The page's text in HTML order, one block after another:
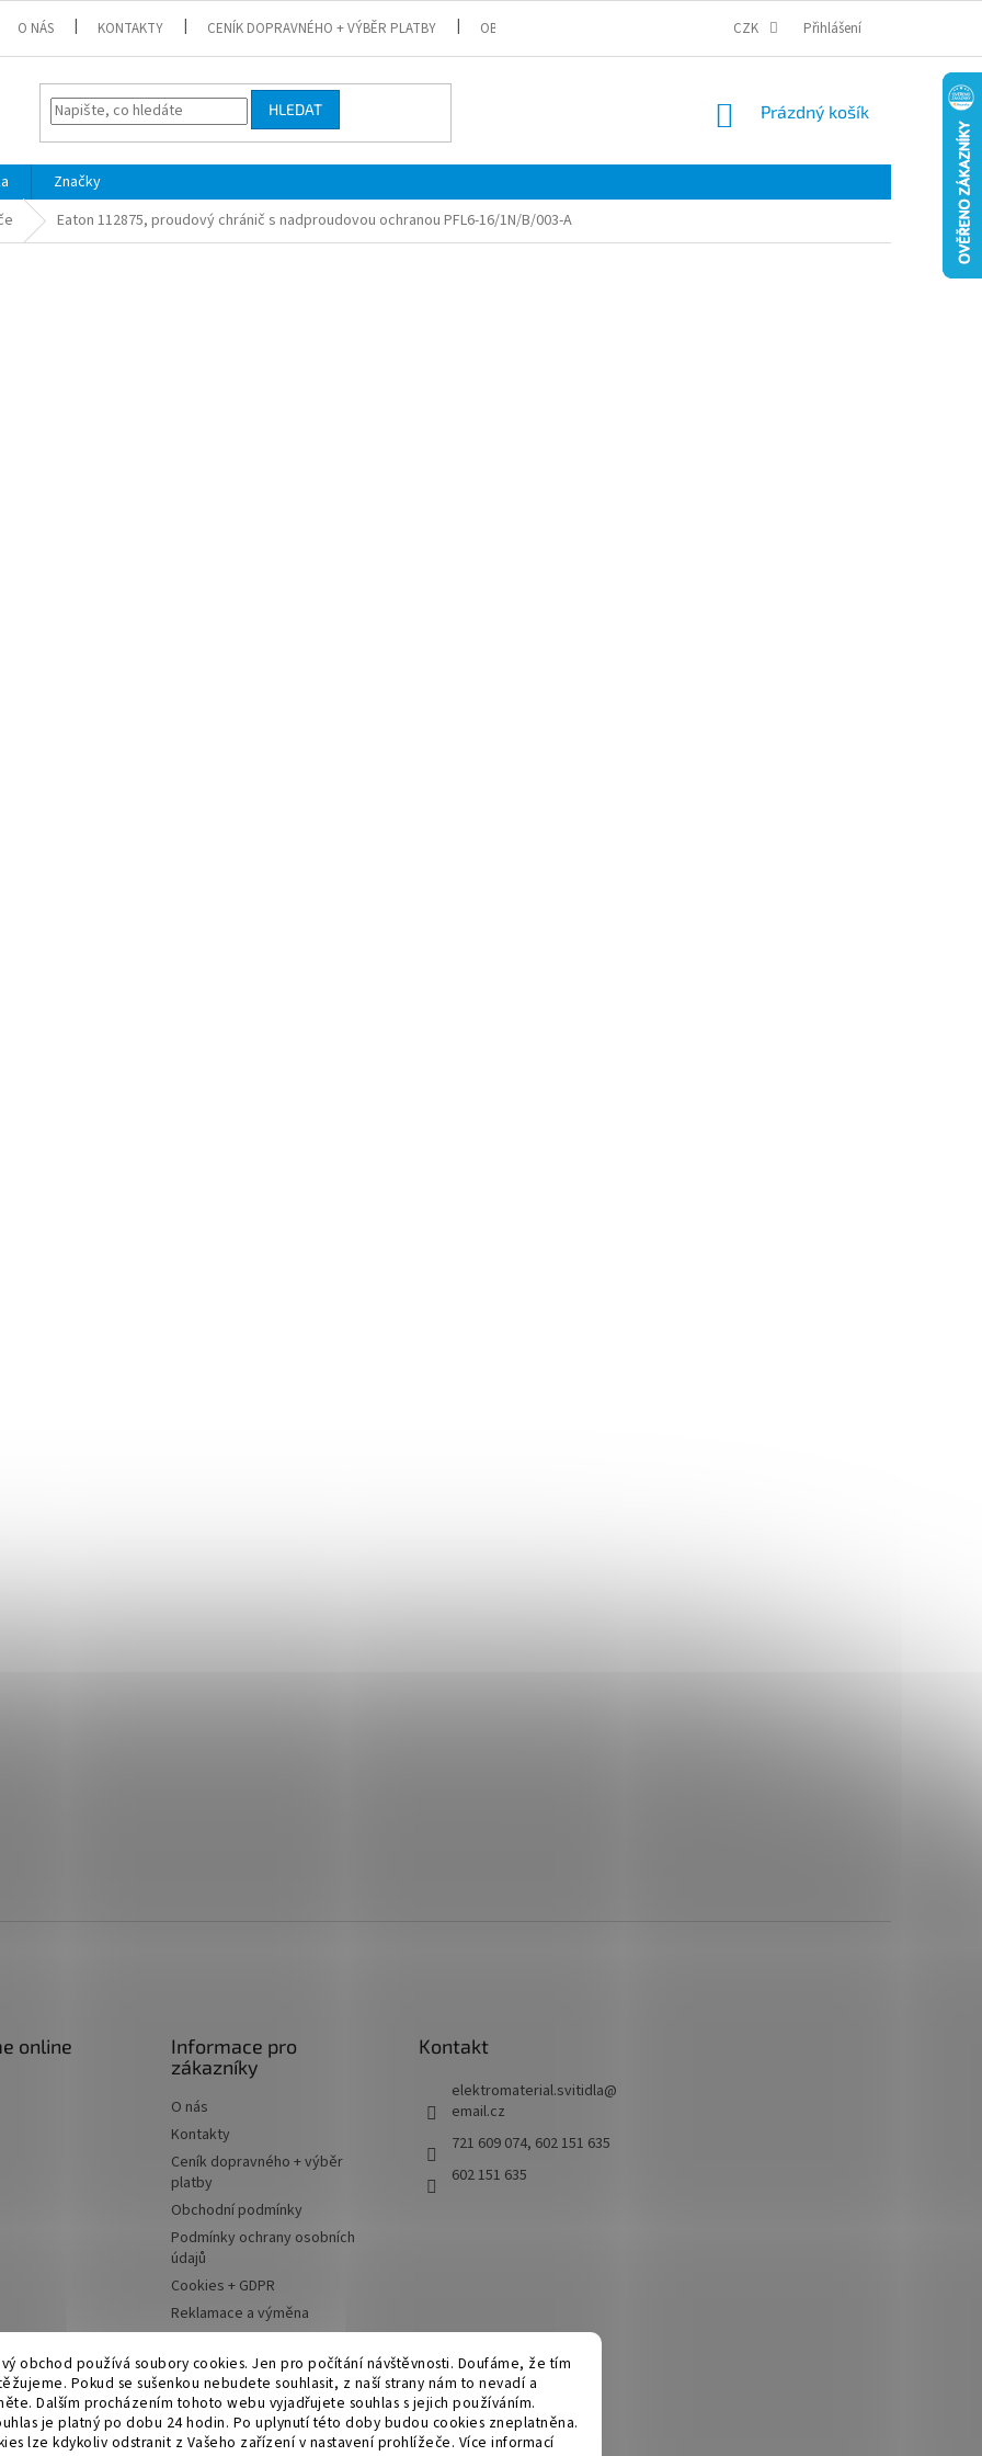
obchod používá soubory cookies. Jen pro počítání návštěvnosti. Doufáme, že tím
Pokud se sušenkou nebudete souhlasit, z naší strany nám to nevadí a
Dalším procházením tohoto webu vyjadřujete souhlas s jejich používáním.
je platný po dobu 24 hodin. Po uplynutí této doby budou cookies zneplatněna.
lze kdykoliv odstranit z Vašeho zařízení v nastavení prohlížeče. Více informací
O NÁS KONTAKTY CENÍK DOPRAVNÉHO + VÝBĚR PLATBY OBCHODNÍ PODMÍNKY PODMÍNKY OCHRANY OSOBNÍCH ÚDAJŮ
CZK Přihlášení
HLEDAT
NÁKUPNÍ
Prázdný košík
Značky
Eaton 112875, proudový chránič s nadproudovou ochranou PFL6-16/1N/B/003-A
online
Informace pro
zákazníky
O nás
Kontakty
Ceník dopravného + výběr
platby
Obchodní podmínky
Podmínky ochrany osobních
údajů
Cookies + GDPR
Reklamace a výměna
Kontakt
elektromaterial.svitidla@
email.cz
721 609 074, 602 151 635
602 151 635